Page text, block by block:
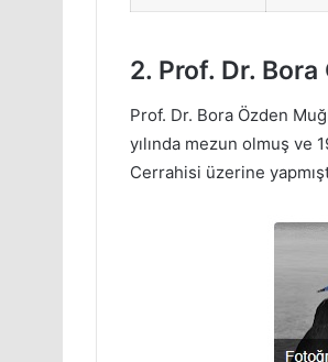
2. Prof. Dr.
Prof. Dr. Bora Özden
yılında mezun olmuş ve
Cerrahisi üzerine